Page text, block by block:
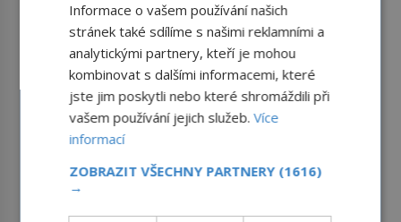
Informace o vašem používání našich
stránek také sdílíme s našimi reklamními a
analytickými partnery, kteří je mohou
kombinovat s dalšími informacemi, které
jste jim poskytli nebo které shromáždili při
vašem používání jejich služeb.Více
informací
ZOBRAZIT VŠECHNY PARTNERY (1616)
→